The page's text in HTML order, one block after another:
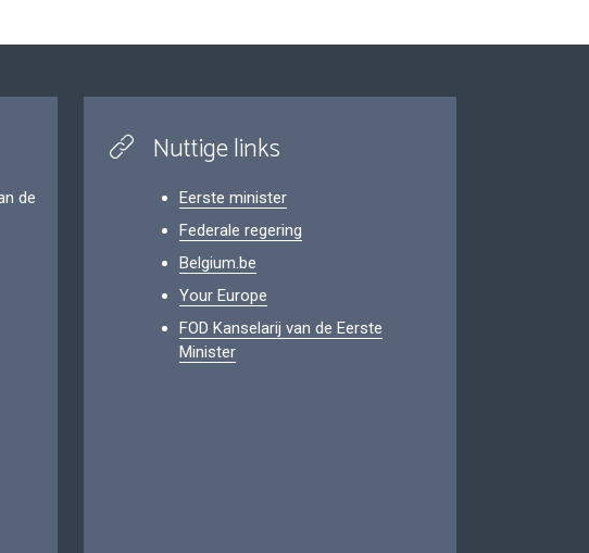
de
Nuttige links
Eerste minister
Federale regering
Belgium.be
Your Europe
FOD Kanselarij van de Eerste
Minister